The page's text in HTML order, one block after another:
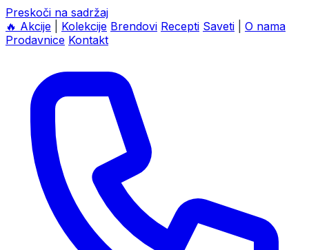
Preskoči na sadržaj
🔥 Akcije Kolekcije Brendovi Recepti Saveti
O nama
Prodavnice Kontakt